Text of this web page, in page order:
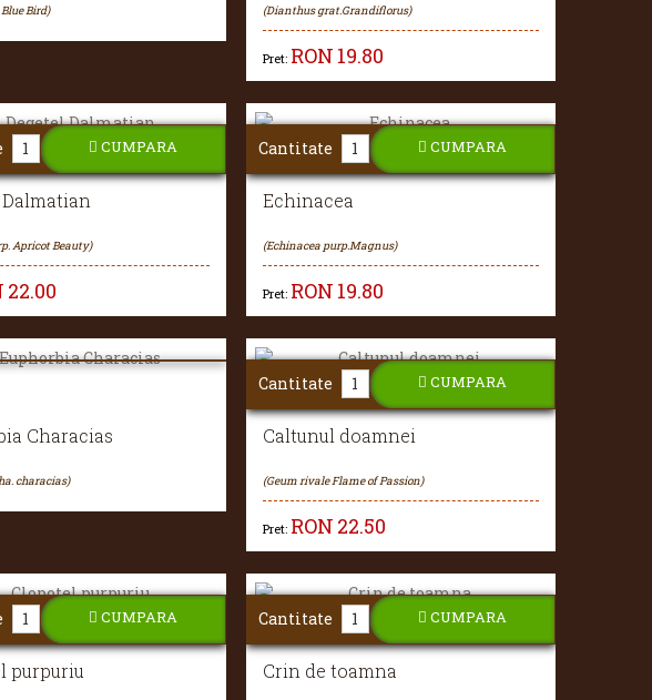
Bird) (Dianthus grat.Grandiflorus)
Pret: RON 19.80
Apricot Beauty)
22.00
CUMPARA
Echinacea
(Echinacea purp.Magnus)
Pret: RON 19.80
Cantitate CUMPARA
Characias
characias)
Caltunul doamnei
(Geum rivale Flame of Passion)
Pret: RON 22.50
Cantitate CUMPARA
purpuriu
CUMPARA
Crin de toamna
Cantitate CUMPARA